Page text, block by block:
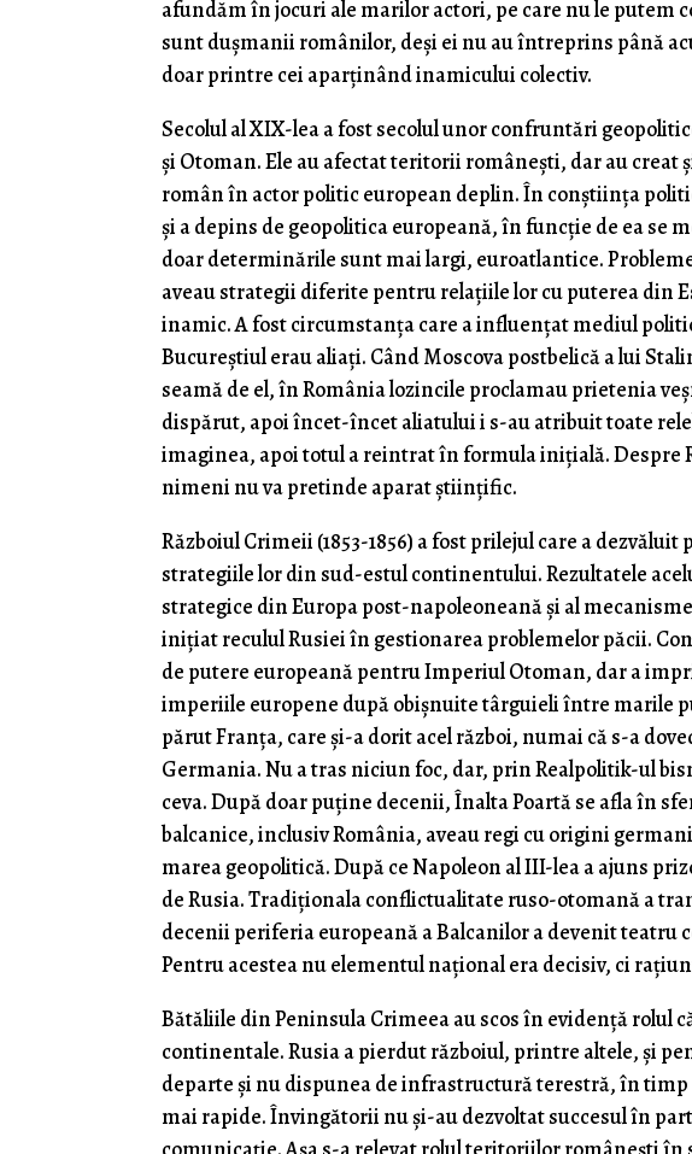
afundăm în jocuri ale marilor actori, pe care nu le putem
sunt dușmanii românilor, deși ei nu au întreprins până
doar printre cei aparținând inamicului colectiv.
Secolul al XIX-lea a fost secolul unor confruntări
și Otoman. Ele au afectat teritorii românești, dar au
român în actor politic european deplin. În conștiința
și a depins de geopolitica europeană, în funcție de ea se
doar determinările sunt mai largi, euroatlantice.
aveau strategii diferite pentru relațiile lor cu puterea din
inamic. A fost circumstanța care a influențat mediul
Bucureștiul erau aliați. Când Moscova postbelică a lui
seamă de el, în România lozincile proclamau prietenia
dispărut, apoi încet-încet aliatului i s-au atribuit toate
imaginea, apoi totul a reintrat în formula inițială. Despre
nimeni nu va pretinde aparat științific.
Războiul Crimeii (1853-1856) a fost prilejul care a
strategiile lor din sud-estul continentului. Rezultatele
strategice din Europa post-napoleoneană și al
inițiat reculul Rusiei în gestionarea problemelor păcii.
de putere europeană pentru Imperiul Otoman, dar a
imperiile europene după obișnuite târguieli între marile
părut Franța, care și-a dorit acel război, numai că s-a
Germania. Nu a tras niciun foc, dar, prin Realpolitik-ul
ceva. După doar puține decenii, Înalta Poartă se afla în
balcanice, inclusiv România, aveau regi cu origini
marea geopolitică. După ce Napoleon al III-lea a ajuns
de Rusia. Tradiționala conflictualitate ruso-otomană a
decenii periferia europeană a Balcanilor a devenit
Pentru acestea nu elementul național era decisiv, ci
Bătăliile din Peninsula Crimeea au scos în evidență
continentale. Rusia a pierdut războiul, printre altele, și
departe și nu dispunea de infrastructură terestră, în
mai rapide. Învingătorii nu și-au dezvoltat succesul în